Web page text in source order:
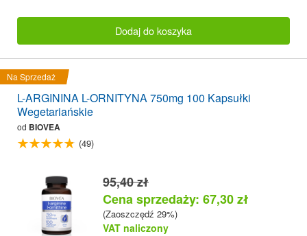
Dodaj do koszyka
Na Sprzedaż
L-ARGININA L-ORNITYNA 750mg 100 Kapsułki
Wegetariańskie
od BIOVEA
(49)
95,40 zł
Cena sprzedaży: 67,30 zł
(Zaoszczędź 29%)
VAT naliczony